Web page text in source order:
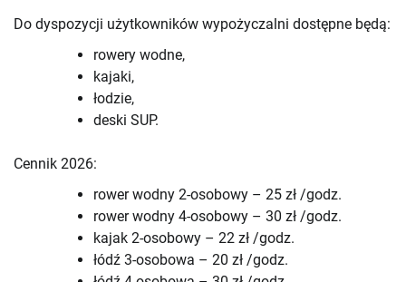
Do dyspozycji użytkowników wypożyczalni dostępne będą:
rowery wodne,
kajaki,
łodzie,
deski SUP.
Cennik 2026:
rower wodny 2-osobowy – 25 zł /godz.
rower wodny 4-osobowy – 30 zł /godz.
kajak 2-osobowy – 22 zł /godz.
łódź 3-osobowa – 20 zł /godz.